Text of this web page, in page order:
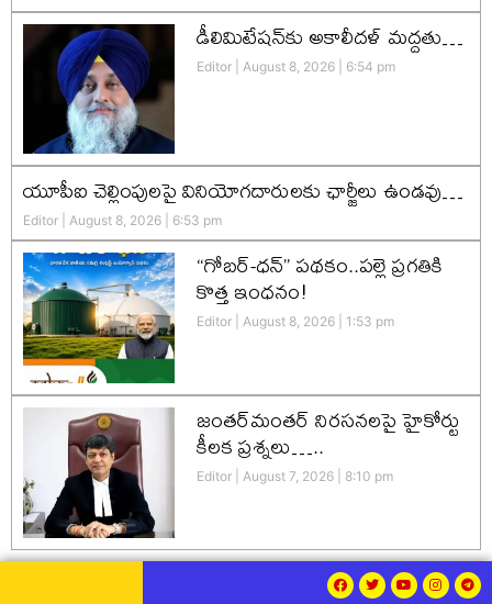
డీలిమిటేషన్‌కు అకాలీదళ్‌ మద్దతు…
Editor August 8, 2026 6:54 pm
యూపీఐ చెల్లింపులపై వినియోగదారులకు ఛార్జీలు ఉండవు…
Editor August 8, 2026 6:53 pm
“గోబర్-ధన్” పథకం..పల్లె ప్రగతికి
కొత్త ఇంధనం!
Editor August 8, 2026 1:53 pm
జంతర్‌మంతర్ నిరసనలపై హైకోర్టు
కీలక ప్రశ్నలు…..
Editor August 7, 2026 8:10 pm